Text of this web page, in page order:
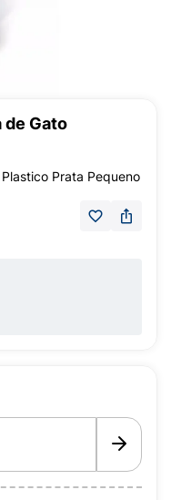
de Gato
Prata Pequeno